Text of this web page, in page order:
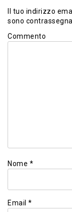
Il tuo indirizzo
sono
Commento
Nome *
Email *